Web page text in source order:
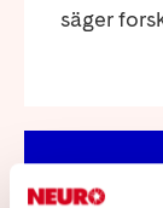
säger